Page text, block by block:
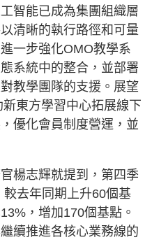
智能已成為集團組織層
清晰的執行路徑和可量
一步強化OMO教學系
系統中的整合，並部署
教學團隊的支援。展望
東方學習中心拓展線下
優化會員制度營運，並
楊志輝就提到，第四季
去年同期上升60個基
，增加170個基點。
續推進各核心業務線的